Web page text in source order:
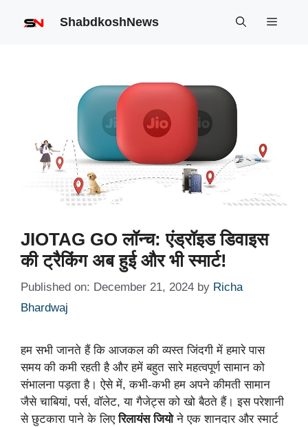
ShabdkoshNews Menu
JIOTAG GO लॉन्च: एंड्रॉइड डिवाइस
की ट्रैकिंग अब हुई और भी स्मार्ट!
Published on: December 21, 2024 by Richa
Bhardwaj
हम सभी जानते हैं कि आजकल की व्यस्त जिंदगी में हमारे पास
समय की कमी रहती है और हमें बहुत सारे महत्वपूर्ण सामान को
संभालना पड़ता है। ऐसे में, कभी-कभी हम अपने कीमती सामान
जैसे चाबियां, पर्स, वॉलेट, या गैजेट्स को खो बैठते हैं। इस परेशानी
से छुटकारा पाने के लिएरिलायंस जियोने एक शानदार और स्मार्ट